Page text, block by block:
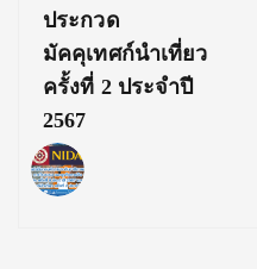
ประกวด
มัคคุเทศก์นำเที่ยว
ครั้งที่ 2 ประจำปี
2567